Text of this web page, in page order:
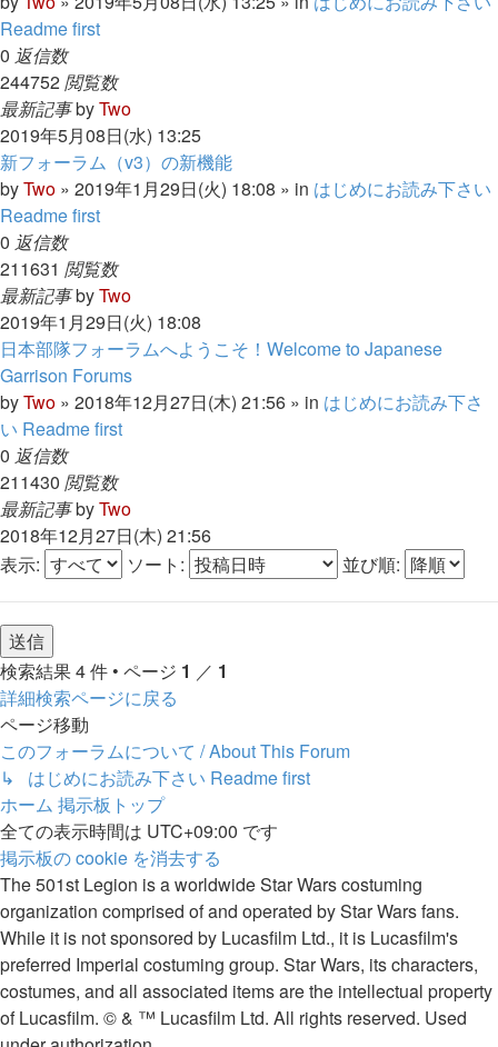
Readme first
0 返信数
244752閲覧数
最新記事byTwo
2019年5月08日(水) 13:25
新フォーラム（v3）の新機能
byTwo » 2019年1月29日(火) 18:08 » in はじめにお読み下さい
Readme first
0 返信数
211631 閲覧数
最新記事byTwo
2019年1月29日(火) 18:08
日本部隊フォーラムへようこそ！Welcome to Japanese
Garrison Forums
byTwo » 2018年12月27日(木) 21:56 » in はじめにお読み下さ
い Readme first
0 返信数
211430 閲覧数
最新記事byTwo
2018年12月27日(木) 21:56
表示:
ソート: 並び順:
検索結果 4 件 • ページ 1 ／ 1
詳細検索ページに戻る
ページ移動
このフォーラムについて / About This Forum
↳ はじめにお読み下さい Readme first
ホーム 掲示板トップ
全ての表示時間は UTC+09:00 です
掲示板の cookie を消去する
The 501st Legion is a worldwide Star Wars costuming
organization comprised of and operated by Star Wars fans.
While it is not sponsored by Lucasfilm Ltd., it is Lucasfilm's
preferred Imperial costuming group. Star Wars, its characters,
costumes, and all associated items are the intellectual property
of Lucasfilm. © & ™ Lucasfilm Ltd. All rights reserved. Used